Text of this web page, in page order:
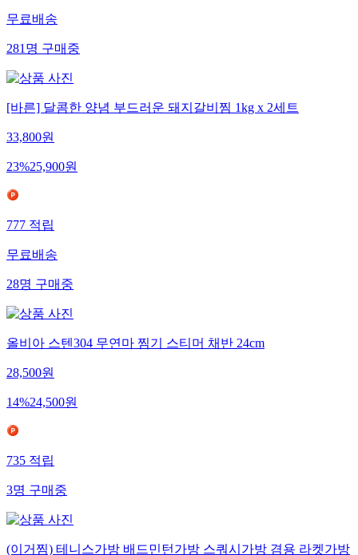
무료배송
281명구매중
[바른] 달콤한 양념 부드러운 돼지갈비찜 1kg x 2세트
33,800원
23%25,900원
777적립
무료배송
28명구매중
올비아 스텐304 무연마 찜기 스티머 채반 24cm
28,500원
14%24,500원
735적립
3명구매중
(이거찜) 테니스가방 배드민턴가방 스쿼시가방 겸용 라켓가방